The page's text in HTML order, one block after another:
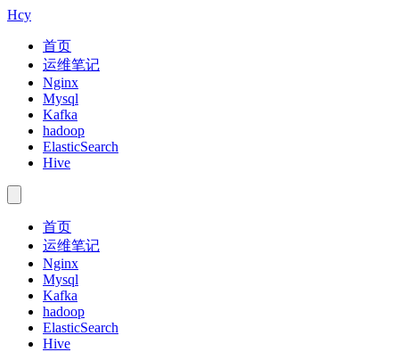
Hcy
首页
运维笔记
Nginx
Mysql
Kafka
hadoop
ElasticSearch
Hive
首页
运维笔记
Nginx
Mysql
Kafka
hadoop
ElasticSearch
Hive